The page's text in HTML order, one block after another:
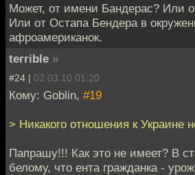
Может, от имени Бандерас? Или
Или от Остапа Бендера в
афроамериканок.
terrible »
#24 | 02.03.10 01:20
Кому: Goblin, #19
> Никакого отношения к Украине
Папрашу!!! Как это не имеет? В
белому, что ента гражданка -